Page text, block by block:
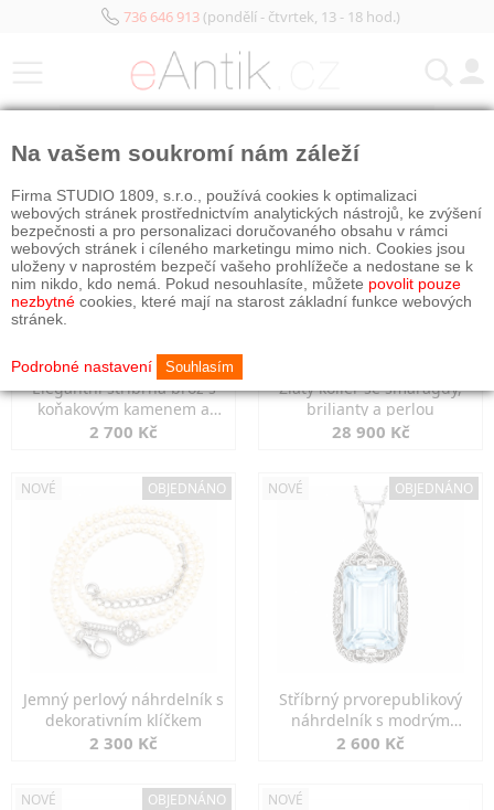
736 646 913(pondělí - čtvrtek, 13 - 18 hod.)
Elegantní stříbrná brož s
koňakovým kamenem a
markazity
2 700 Kč
Zlatý kolier se smaragdy,
brilianty a perlou
28 900 Kč
NOVÉ OBJEDNÁNO
Jemný perlový náhrdelník s
dekorativním klíčkem
2 300 Kč
NOVÉ OBJEDNÁNO
Stříbrný prvorepublikový
náhrdelník s modrým
spinelem
2 600 Kč
NOVÉ OBJEDNÁNO NOVÉ
Na vašem soukromí nám záleží
Firma STUDIO 1809, s.r.o., používá cookies k optimalizaci
webových stránek prostřednictvím analytických nástrojů, ke zvýšení
bezpečnosti a pro personalizaci doručovaného obsahu v rámci
webových stránek i cíleného marketingu mimo nich. Cookies jsou
uloženy v naprostém bezpečí vašeho prohlížeče a nedostane se k
nim nikdo, kdo nemá. Pokud nesouhlasíte, můžete povolit pouze
nezbytné cookies, které mají na starost základní funkce webových
stránek.
Podrobné nastavení Souhlasím